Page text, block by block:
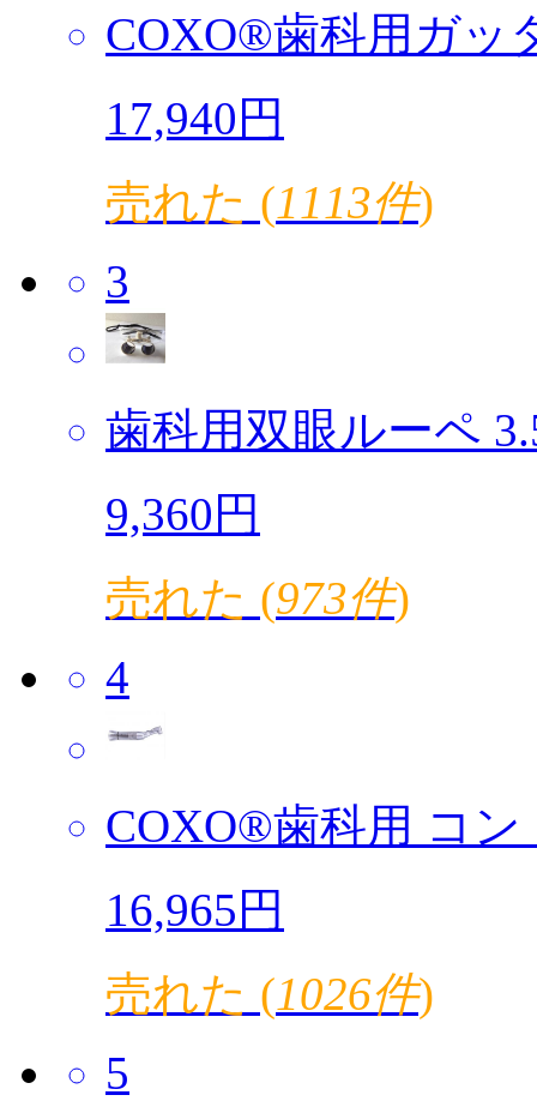
COXO®歯科用ガッ
17,940円
売れた (1113件)
3
歯科用双眼ルーペ
9,360円
売れた (973件)
4
COXO®歯科用 コン
16,965円
売れた (1026件)
5